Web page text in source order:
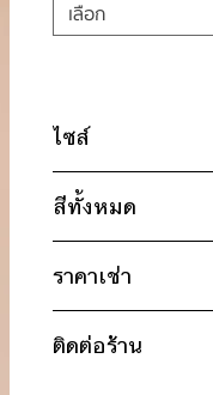
เลือก
ไซส์
ไซส์ : 2XL
อก 50" / เอว 50"
แขน 22" / ยาว
สีทั้งหมด
ดำ
ราคาเช่า
ดูวิธีนับวันด้านล่าง
ติดต่อร้าน